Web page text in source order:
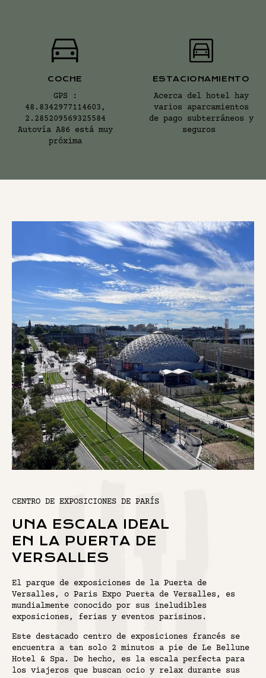
COCHE
GPS :
48.8342977114603,
2.285209569325584
Autovía A86 está muy
próxima
ESTACIONAMIENTO
Acerca del hotel hay
varios aparcamientos
de pago subterráneos y
seguros
CENTRO DE EXPOSICIONES DE PARÍS
UNA ESCALA IDEAL
EN LA PUERTA DE
VERSALLES
El parque de exposiciones de la Puerta de
Versalles, o Paris Expo Puerta de Versalles, es
mundialmente conocido por sus ineludibles
exposiciones, ferias y eventos parisinos.
Este destacado centro de exposiciones francés se
encuentra a tan solo 2 minutos a pie de Le Bellune
Hotel & Spa. De hecho, es la escala perfecta para
los viajeros que buscan ocio y relax durante sus